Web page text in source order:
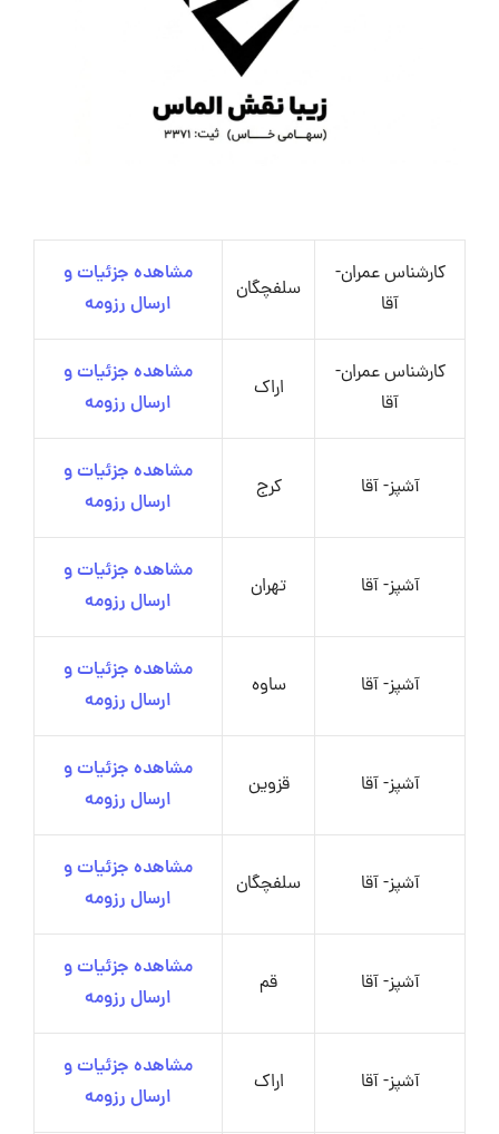
کارشناس عمران-
آقا
سلفچگان
مشاهده جزئیات و
ارسال رزومه
کارشناس عمران-
آقا
اراک
مشاهده جزئیات و
ارسال رزومه
آشپز- آقا کرج
مشاهده جزئیات و
ارسال رزومه
آشپز- آقا تهران
مشاهده جزئیات و
ارسال رزومه
آشپز- آقا ساوه
مشاهده جزئیات و
ارسال رزومه
آشپز- آقا قزوین
مشاهده جزئیات و
ارسال رزومه
آشپز- آقا سلفچگان
مشاهده جزئیات و
ارسال رزومه
آشپز- آقا قم
مشاهده جزئیات و
ارسال رزومه
آشپز- آقا اراک
مشاهده جزئیات و
ارسال رزومه